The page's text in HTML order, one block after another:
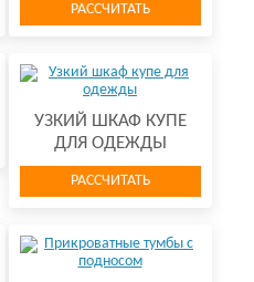
РАССЧИТАТЬ
УЗКИЙ ШКАФ КУПЕ
ДЛЯ ОДЕЖДЫ
РАССЧИТАТЬ